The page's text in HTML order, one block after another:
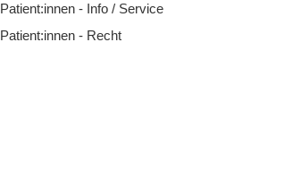
Patient:innen - Info / Service
Patient:innen - Recht